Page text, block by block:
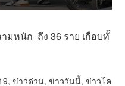
มหนัก ถึง 36 ราย เกือบทั้
,ข่าวด่วน,ข่าววันนี้,ข่าวโค